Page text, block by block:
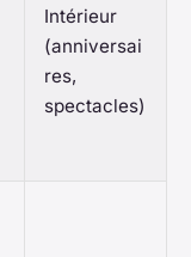
Intérieur
(anniversai
res,
spectacles)